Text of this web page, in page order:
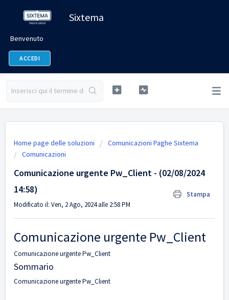
Sixtema
Benvenuto
ACCEDI
Home page delle soluzioni
Comunicazioni Paghe Sixtema
Comunicazioni
Comunicazione urgente Pw_Client - (02/08/2024
14:58)
Stampa
Modificato il: Ven, 2 Ago, 2024 alle 2:58 PM
Comunicazione urgente Pw_Client
Comunicazione urgente Pw_Client
Sommario
Comunicazione urgente Pw_Client